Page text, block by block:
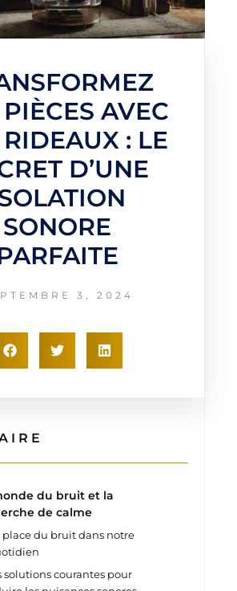
AVEC
: LE
D’UNE
SONORE
3, 2024
du bruit et la
de calme
place du bruit dans notre
solutions courantes pour